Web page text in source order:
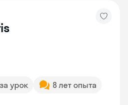
урок
8 лет опыта